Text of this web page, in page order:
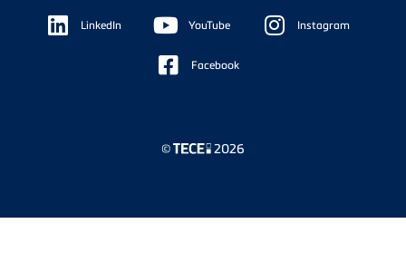
Floating
Sidebar LinkedIn YouTube Instagram
Facebook
© 2026